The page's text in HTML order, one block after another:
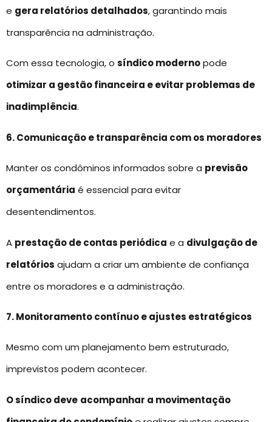
e gera relatórios detalhados, garantindo mais
transparência na administração.
Com essa tecnologia, o síndico modernopode
otimizar a gestão financeira e evitar problemas de
inadimplência.
6. Comunicação e transparência com os moradores
Manter os condôminos informados sobre a previsão
orçamentária é essencial para evitar
desentendimentos.
A prestação de contas periódica e a divulgação de
relatórios ajudam a criar um ambiente de confiança
entre os moradores e a administração.
7. Monitoramento contínuo e ajustes estratégicos
Mesmo com um planejamento bem estruturado,
imprevistos podem acontecer.
O síndico deve acompanhar a movimentação